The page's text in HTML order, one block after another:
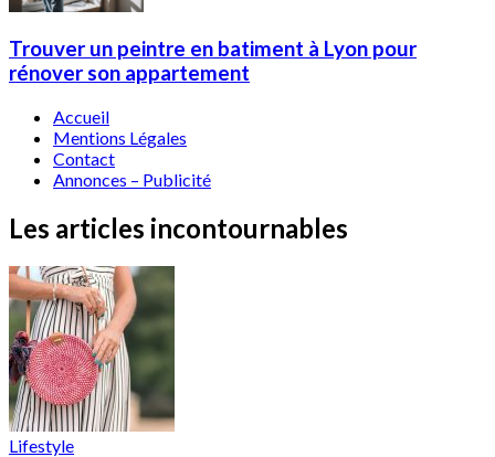
Trouver un peintre en batiment à Lyon pour
rénover son appartement
Accueil
Mentions Légales
Contact
Annonces – Publicité
Les articles incontournables
Lifestyle